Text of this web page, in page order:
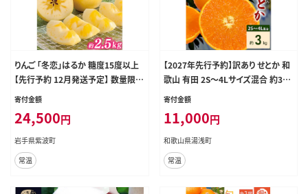
りんご 「冬恋」はるか 糖度15度以上
【先行予約 12月発送予定】 数量限定
岩手県産 りんご リンゴ 林檎 冬恋 は
研究会】 (AI022)
寄付金額
24,500円
岩手県紫波町
常温
【2027年先行予約】訳あり せとか 和
歌山 有田 2S～4Lサイズ混合 約3kg
_DZ6208
寄付金額
11,000円
和歌山県湯浅町
常温